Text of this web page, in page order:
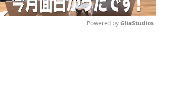
Powered by GliaStudios